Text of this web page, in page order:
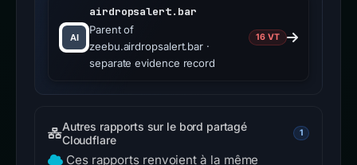
airdropsalert.bar
Parent of
zeebu.airdropsalert.bar ·
separate evidence record
16 VT
Autres rapports sur le bord partagé
Cloudflare
1
Ces rapports renvoient à la même